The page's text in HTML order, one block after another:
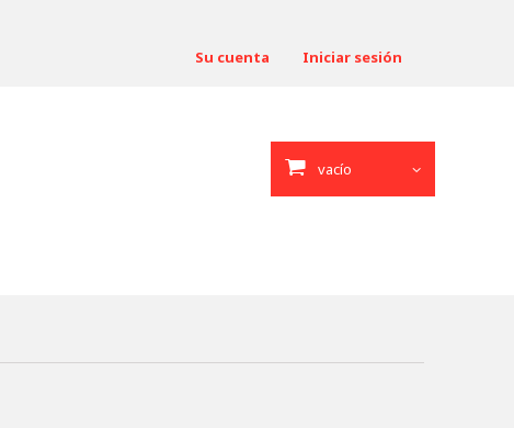
Iniciar sesión
Su cuenta
vacío